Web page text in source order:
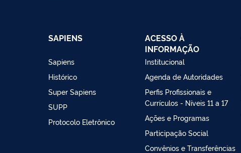
SAPIENS
Sapiens
Histórico
Super Sapiens
SUPP
Protocolo Eletrônico
ACESSO À
INFORMAÇÃO
Institucional
Agenda de Autoridades
Perfis Profissionais e
Currículos - Níveis 11 a 17
Ações e Programas
Participação Social
Convênios e Transferências